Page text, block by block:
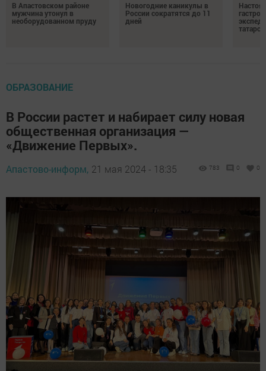
В Апастовском районе
мужчина утонул в
необорудованном пруду
Новогодние каникулы в
России сократятся до 11
дней
ОБРАЗОВАНИЕ
В России растет и набирает силу новая
общественная организация —
«Движение Первых».
Апастово-информ, 21 мая 2024 - 18:35 783 0 0